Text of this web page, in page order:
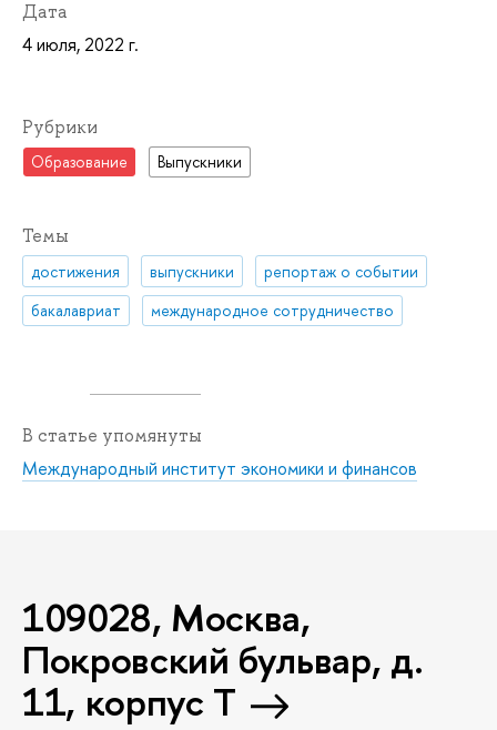
Дата
4 июля, 2022 г.
Рубрики
Образование Выпускники
Темы
достижения выпускники
репортаж о событии
бакалавриат
международное сотрудничество
В статье упомянуты
Международный институт экономики и финансов
109028, Москва,
Покровский бульвар, д.
11, корпус T